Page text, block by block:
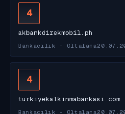
4
akbankdirekmobil.ph
Bankacılık - Oltalama
4
turkiyekalkinmabankasi.com
Bankacılık - Oltalama